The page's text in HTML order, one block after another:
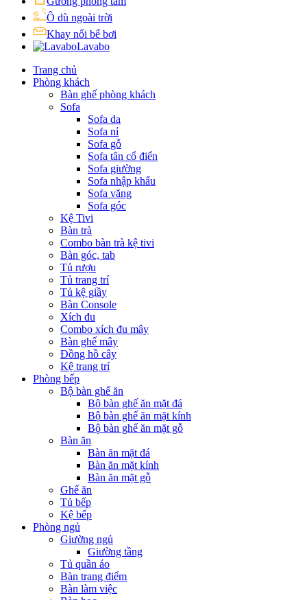
Ô dù ngoài trời
Khay nổi bể bơi
Lavabo
Trang chủ
Phòng khách
Bàn ghế phòng khách
Sofa
Sofa da
Sofa nỉ
Sofa gỗ
Sofa tân cổ điển
Sofa giường
Sofa nhập khẩu
Sofa văng
Sofa góc
Kệ Tivi
Bàn trà
Combo bàn trà kệ tivi
Bàn góc, tab
Tủ rượu
Tủ trang trí
Tủ kệ giầy
Bàn Console
Xích đu
Combo xích đu mây
Bàn ghế mây
Đồng hồ cây
Kệ trang trí
Phòng bếp
Bộ bàn ghế ăn
Bộ bàn ghế ăn mặt đá
Bộ bàn ghế ăn mặt kính
Bộ bàn ghế ăn mặt gỗ
Bàn ăn
Bàn ăn mặt đá
Bàn ăn mặt kính
Bàn ăn mặt gỗ
Ghế ăn
Tủ bếp
Kệ bếp
Phòng ngủ
Giường ngủ
Giường tầng
Tủ quần áo
Bàn trang điểm
Bàn làm việc